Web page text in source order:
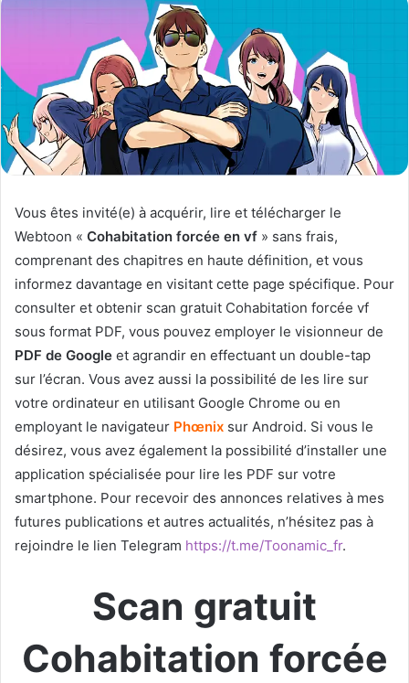
e
r
u
n
c
o
u
r
i
e
l
Vous êtes invité(e) à acquérir, lire et télécharger le
Webtoon « Cohabitation forcée en vf » sans frais,
comprenant des chapitres en haute définition, et vous
informez davantage en visitant cette page spécifique. Pour
consulter et obtenir scan gratuit Cohabitation forcée vf
sous format PDF, vous pouvez employer le visionneur de
PDF de Google et agrandir en effectuant un double-tap
sur l’écran. Vous avez aussi la possibilité de les lire sur
votre ordinateur en utilisant Google Chrome ou en
employant le navigateur Phœnix sur Android. Si vous le
désirez, vous avez également la possibilité d’installer une
application spécialisée pour lire les PDF sur votre
smartphone. Pour recevoir des annonces relatives à mes
futures publications et autres actualités, n’hésitez pas à
rejoindre le lien Telegram https://t.me/Toonamic_fr.
Scan gratuit
Cohabitation forcée